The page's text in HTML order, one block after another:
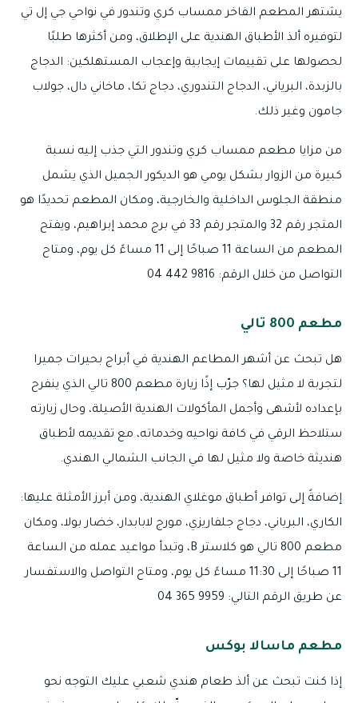
يشتهر المطعم الفاخر ممساب كري وتندور في نواحي جي إل تي
لتوفيره ألذ الأطباق الهندية على الإطلاق، ومن أكثرها طلبًا
لحصولها على تقييمات إيجابية وإعجاب المستهلكين: الدجاج
بالزبدة، البرياني، الدجاج التندوري، دجاج تكا، ماخاني دال، جولاب
جامون وغير ذلك.
من مزايا مطعم ممساب كري وتندور التي جذب إليه نسبة
كبيرة من الزوار بشكل يومي هو الديكور الجميل الذي يشمل
منطقة الجلوس الداخلية والخارجية، ومكان المطعم تحديدًا هو
المتجر رقم 32 والمتجر رقم 33 في برج محمد إبراهيم، ويفتح
المطعم من الساعة 11 صباحًا إلى 11 مساءً كل يوم، ومتاح
التواصل من خلال الرقم: 9816 442 04
مطعم 800 تالي
هل تبحث عن أشهر المطاعم الهندية في أبراج بحيرات جميرا
لتجربة لا مثيل لها؟ جرّب إذًا زيارة مطعم 800 تالي الذي ينفرح
بإعداده لأشهى وأجمل المأكولات الهندية الأصيلة، وحال زيارته
ستلاحظ الرقي في كافة نواحيه وخدماته، مع تقديمه لأطباق
هنديثة خاصة ولا مثيل لها في الجانب الشمالي الهندي.
إضافةً إلى توافر أطباق موغلاي الهندية، ومن أبرز الأمثلة عليها:
الكاري، البرياني، دجاج جلفاريزي، مورج لابابدار، خضار بولا، ومكان
مطعم 800 تالي هو كلاستر B، وتبدأ مواعيد عمله من الساعة
11 صباحًا إلى 11:30 مساءً كل يوم، ومتاح التواصل والاستفسار
عن طريق الرقم التالي: 9959 365 04
مطعم ماسالا بوكس
إذا كنت تبحث عن ألذ طعام هندي شعبي عليك التوجه نحو